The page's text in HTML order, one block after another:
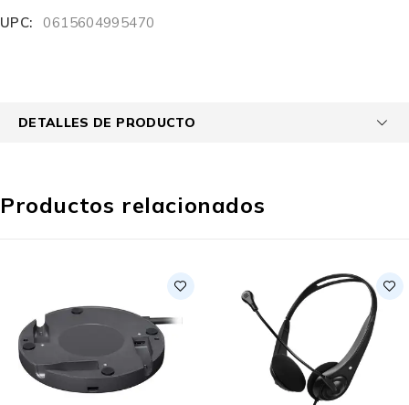
UPC:
0615604995470
DETALLES DE PRODUCTO
Productos relacionados